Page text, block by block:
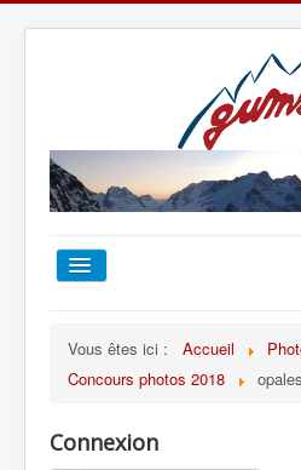
TOUT SUR LE GUMS
ESCALADE
Vous êtes ici : Accueil
Concours photos 2018
Connexion